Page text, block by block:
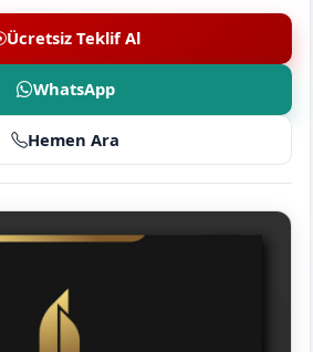
Ücretsiz Teklif Al
WhatsApp
Hemen Ara